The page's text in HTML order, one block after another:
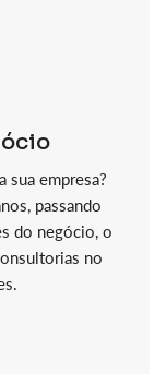
sua empresa?
passando
do negócio, o
no